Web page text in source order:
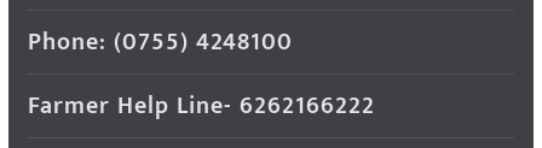
Phone: (0755) 4248100
Farmer Help Line- 6262166222